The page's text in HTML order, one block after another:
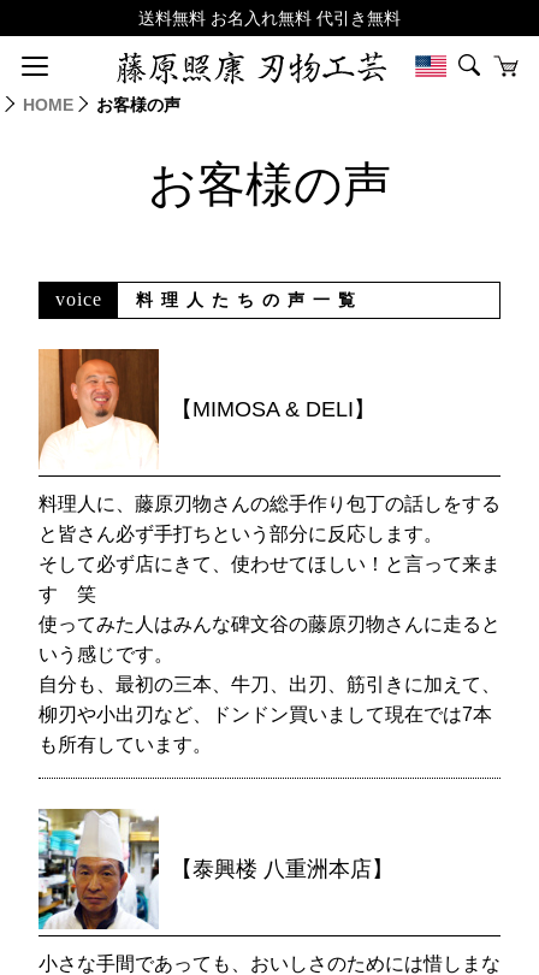
HOME お客様の声
お客様の声
voice 料理人たちの声一覧
【MIMOSA & DELI】
料理人に、藤原刃物さんの総手作り包丁の話しをする
と皆さん必ず手打ちという部分に反応します。
そして必ず店にきて、使わせてほしい！と言って来ま
す 笑
使ってみた人はみんな碑文谷の藤原刃物さんに走ると
いう感じです。
自分も、最初の三本、牛刀、出刃、筋引きに加えて、
柳刃や小出刃など、ドンドン買いまして現在では7本
も所有しています。
【泰興楼 八重洲本店】
小さな手間であっても、おいしさのためには惜しまな